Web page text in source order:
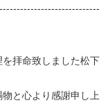
拝命致しました松下
と心より感謝申し上